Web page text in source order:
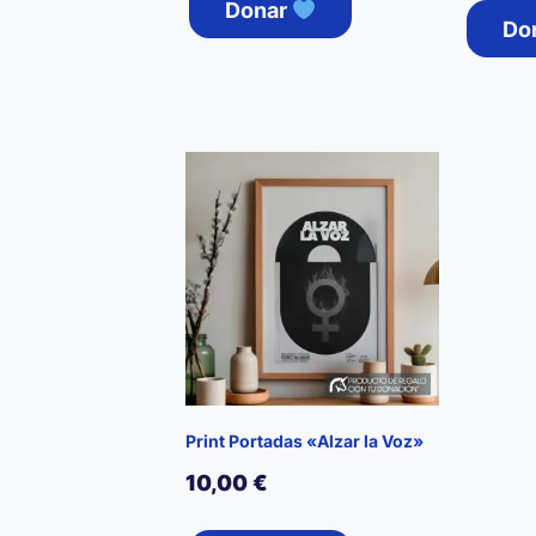
Donar
Print Portadas «Alzar la Voz»
10,00€